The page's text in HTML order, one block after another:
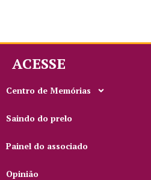
ACESSE
Centro de Memórias
Saindo do prelo
Painel do associado
Opinião